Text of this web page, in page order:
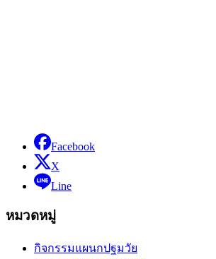
Facebook
X
Line
หมวดหมู่
กิจกรรมแผนกปฐมวัย